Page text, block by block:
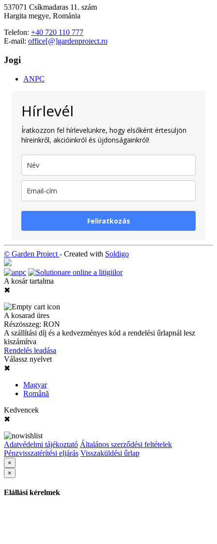
537071 Csíkmadaras 11. szám
Hargita megye, Románia
Telefon: +40 720 110 777
E-mail: office[@]gardenproiect.ro
Jogi
ANPC
Hírlevél
Íratkozzon fel hírlevelünkre, hogy elsőként értesüljön
híreinkről, akcióinkról és újdonságainkról!
Feliratkozás
© Garden Proiect - Created with Soldigo
A kosár tartalma
✖
A kosarad üres
Részösszeg: RON
A szállítási díj és a kedvezményes kód a rendelési űrlapnál lesz
kiszámítva
Rendelés leadása
Válassz nyelvet
✖
Magyar
Română
Kedvencek
✖
Adatvédelmi tájékoztató Általános szerződési feltételek
Pénzvisszatérítési eljárás Visszaküldési űrlap
×
×
Elállási kérelmek